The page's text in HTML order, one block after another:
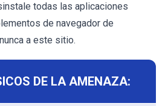
todas las aplicaciones
de navegador de
a este sitio.
DE LA AMENAZA: